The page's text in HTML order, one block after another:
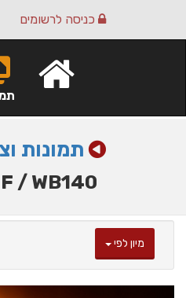
כניסה לרשומים
תמונות
/ WB140
מיון לפי